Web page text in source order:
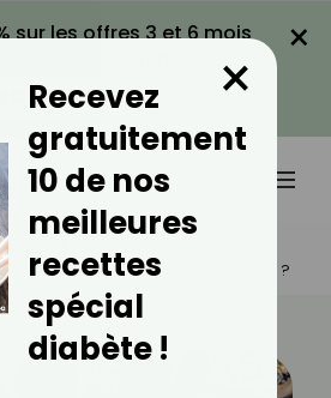
sur les offres 3 et 6 mois
VOIR LA PROMO
×
: Une Solution Contre La Malbouffe ?
Recevez
gratuitement
10 de nos
meilleures
recettes
spécial
diabète !
×